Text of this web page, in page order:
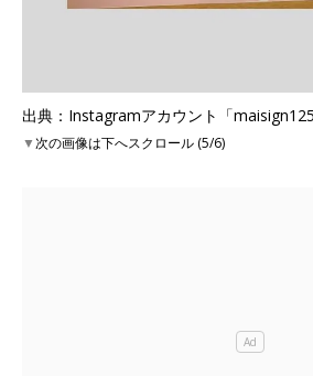
出典：Instagramアカウント「maisign125
▼次の画像は下へスクロール (5/6)